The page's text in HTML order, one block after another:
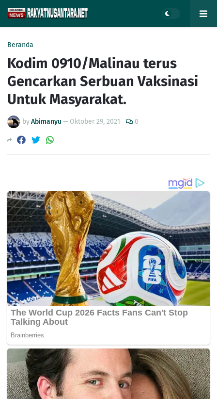
Beranda
Kodim 0910/Malinau terus
Gencarkan Serbuan Vaksinasi
Untuk Masyarakat.
byAbimanyu — Oktober 29, 2021 0